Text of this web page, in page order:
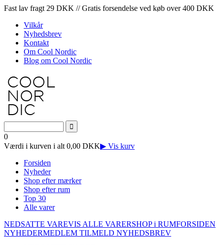
Fast lav fragt 29 DKK // Gratis forsendelse ved køb over 400 DKK
Vilkår
Nyhedsbrev
Kontakt
Om Cool Nordic
Blog om Cool Nordic
0
Værdi i kurven i alt 0,00 DKK▶ Vis kurv
Forsiden
Nyheder
Shop efter mærker
Shop efter rum
Top 30
Alle varer
NEDSATTE VAREVIS ALLE VARERSHOP i RUMFORSIDEN
NYHEDERMEDLEM TILMELD NYHEDSBREV